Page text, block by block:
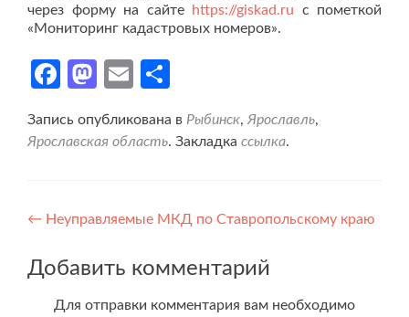
через форму на сайте
https://giskad.ru с пометкой
«Мониторинг кадастровых номеров».
Facebook
Mastodon
Email
Запись опубликована в Рыбинск, Ярославль,
Ярославская область. Закладка ссылка.
Навигация
по
записям
← Неуправляемые МКД по Ставропольскому краю
Добавить комментарий
Для отправки комментария вам необходимо